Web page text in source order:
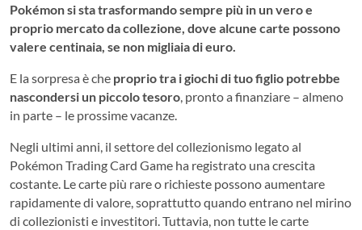
Pokémon si sta trasformando sempre più in un vero e
proprio mercato da collezione, dove alcune carte possono
valere centinaia, se non migliaia di euro.
E la sorpresa è che proprio tra i giochi di tuo figlio potrebbe
nascondersi un piccolo tesoro , pronto a finanziare – almeno
in parte – le prossime vacanze.
Negli ultimi anni, il settore del collezionismo legato al
Pokémon Trading Card Game ha registrato una crescita
costante. Le carte più rare o richieste possono aumentare
rapidamente di valore, soprattutto quando entrano nel mirino
di collezionisti e investitori. Tuttavia, non tutte le carte